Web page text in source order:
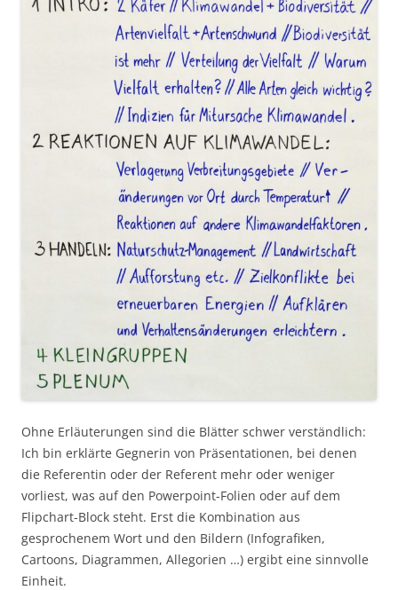
Ohne Erläuterungen sind die Blätter schwer verständlich:
Ich bin erklärte Gegnerin von Präsentationen, bei denen
die Referentin oder der Referent mehr oder weniger
vorliest, was auf den Powerpoint-Folien oder auf dem
Flipchart-Block steht. Erst die Kombination aus
gesprochenem Wort und den Bildern (Infografiken,
Cartoons, Diagrammen, Allegorien …) ergibt eine sinnvolle
Einheit.